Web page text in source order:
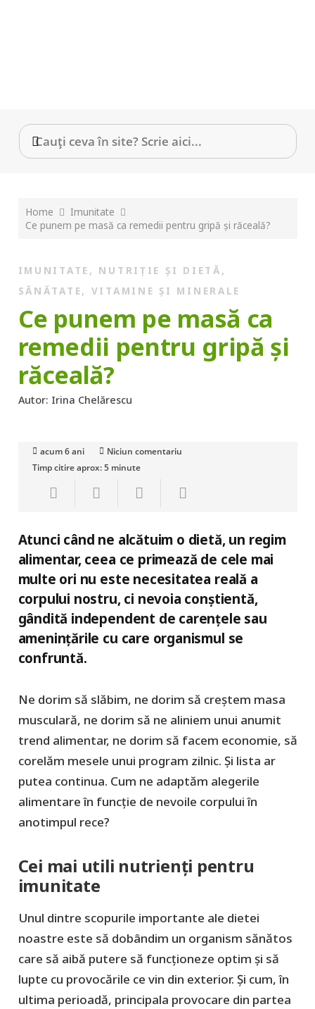
Home
Imunitate
Ce punem pe masă ca remedii pentru gripă și răceală?
IMUNITATE , NUTRIȚIE ȘI DIETĂ ,
SĂNĂTATE, VITAMINE ȘI MINERALE
Ce punem pe masă ca
remedii pentru gripă și
răceală?
Autor: Irina Chelărescu
acum 6 ani
Niciun comentariu
Timp citire aprox: 5 minute
Atunci când ne alcătuim o dietă, un regim
alimentar, ceea ce primează de cele mai
multe ori nu este necesitatea reală a
corpului nostru, ci nevoia conștientă,
gândită independent de carențele sau
amenințările cu care organismul se
confruntă.
Ne dorim să slăbim, ne dorim să creștem masa
musculară, ne dorim să ne aliniem unui anumit
trend alimentar, ne dorim să facem economie, să
corelăm mesele unui program zilnic. Și lista ar
putea continua. Cum ne adaptăm alegerile
alimentare în funcție de nevoile corpului în
anotimpul rece?
Cei mai utili nutrienți pentru
imunitate
Unul dintre scopurile importante ale dietei
noastre este să dobândim un organism sănătos
care să aibă putere să funcționeze optim și să
lupte cu provocările ce vin din exterior. Și cum, în
ultima perioadă, principala provocare din partea